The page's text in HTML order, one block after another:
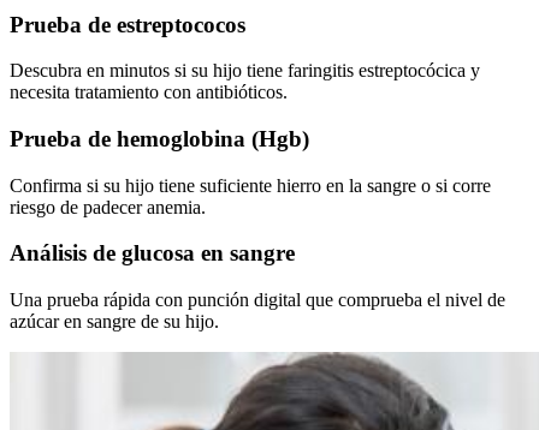
Prueba de estreptococos
Descubra en minutos si su hijo tiene faringitis estreptocócica y
necesita tratamiento con antibióticos.
Prueba de hemoglobina (Hgb)
Confirma si su hijo tiene suficiente hierro en la sangre o si corre
riesgo de padecer anemia.
Análisis de glucosa en sangre
Una prueba rápida con punción digital que comprueba el nivel de
azúcar en sangre de su hijo.